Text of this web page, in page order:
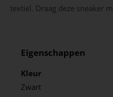
textiel. Draag deze sneaker
Eigenschappen
Kleur
Zwart